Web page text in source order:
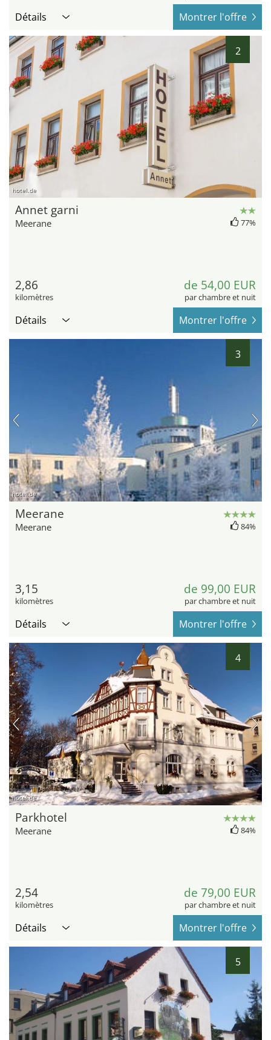
Détails Montrer l'offre
2
hotel.de
Annet garni
Meerane 77%
2,86
kilomètres
de 54,00 EUR
par chambre et nuit
Détails Montrer l'offre
3
hotel.de
Meerane
Meerane 84%
3,15
kilomètres
de 99,00 EUR
par chambre et nuit
Détails Montrer l'offre
4
hotel.de
Parkhotel
Meerane 84%
2,54
kilomètres
de 79,00 EUR
par chambre et nuit
Détails Montrer l'offre
5